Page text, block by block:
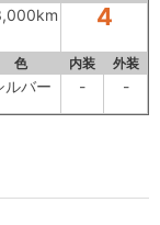
4
色 内装 外装
ルバー - -